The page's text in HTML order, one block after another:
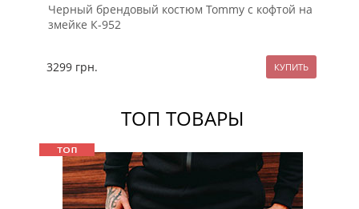
Черный брендовый костюм Tommy с кофтой на
змейке К-952
3299 грн.
ТОП ТОВАРЫ